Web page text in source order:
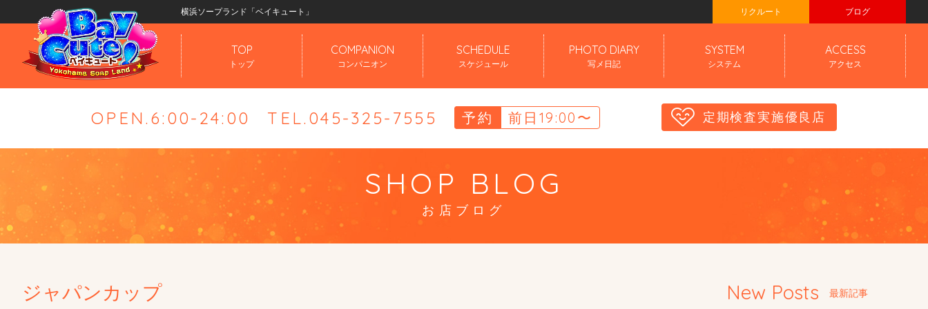
横浜ソープランド「ベイキュート」 リクルート ブログ
TOP
トップ
COMPANION
コンパニオン
SCHEDULE
スケジュール
PHOTO DIARY
写メ日記
SYSTEM
システム
ACCESS
アクセス
OPEN.6:00-24:00 TEL.045-325-7555 予約 前日19:00〜 定期検査実施優良店
SHOP BLOG
お店ブログ
ジャパンカップ New Posts 最新記事